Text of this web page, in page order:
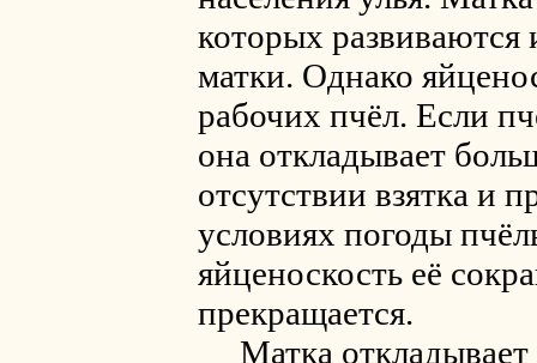
которых
матки. Однако
рабочих пчёл. Если
она откладывает
отсутствии взятка и
условиях погоды
яйценоскость её
прекращается.
Матка откладывает